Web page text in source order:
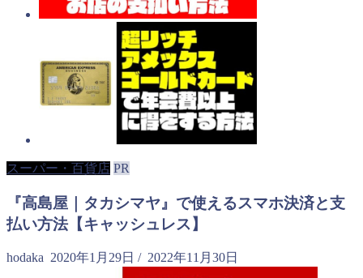
スーパー・百貨店 PR
『高島屋｜タカシマヤ』で使えるスマホ決済と支
払い方法【キャッシュレス】
hodaka 2020年1月29日 / 2022年11月30日